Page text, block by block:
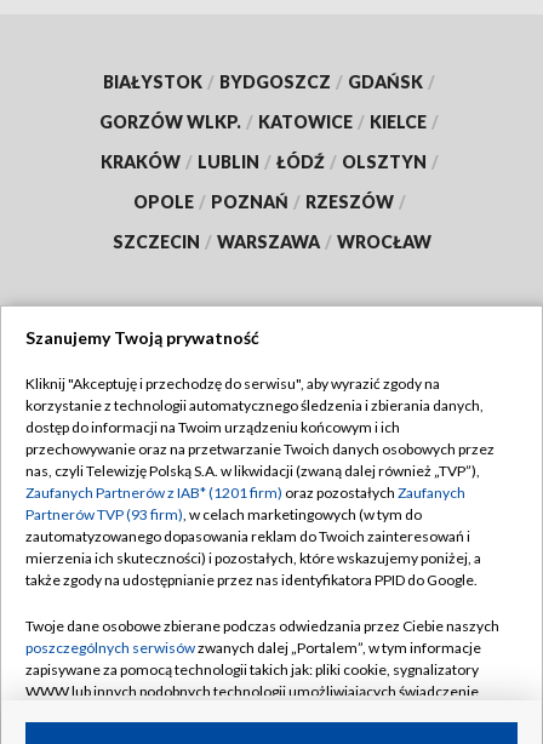
BIAŁYSTOK / BYDGOSZCZ / GDAŃSK /
GORZÓW WLKP. / KATOWICE / KIELCE /
KRAKÓW / LUBLIN / ŁÓDŹ / OLSZTYN /
OPOLE / POZNAŃ / RZESZÓW /
SZCZECIN / WARSZAWA / WROCŁAW
TVP
Abonament TVP
Emisja w TVP
Centrum informacji TVP
Naziemna Telewizja Cyfrowa
Rada Programowa
System NOS
Informacje o nadawcy
Regulamin TVP
Polityka prywatności
Moje zgody
Pomoc
Kontakt
Kanały
Szanujemy Twoją prywatność
Kliknij "Akceptuję i przechodzę do serwisu", aby wyrazić zgody na
korzystanie z technologii automatycznego śledzenia i zbierania danych,
dostęp do informacji na Twoim urządzeniu końcowym i ich
przechowywanie oraz na przetwarzanie Twoich danych osobowych przez
nas, czyli Telewizję Polską S.A. w likwidacji (zwaną dalej również „TVP”),
Zaufanych Partnerów z IAB* (1201 firm) oraz pozostałych Zaufanych
Partnerów TVP (93 firm), w celach marketingowych (w tym do
zautomatyzowanego dopasowania reklam do Twoich zainteresowań i
mierzenia ich skuteczności) i pozostałych, które wskazujemy poniżej, a
także zgody na udostępnianie przez nas identyfikatora PPID do Google.
Twoje dane osobowe zbierane podczas odwiedzania przez Ciebie naszych
poszczególnych serwisówzwanych dalej „Portalem”, w tym informacje
zapisywane za pomocą technologii takich jak: pliki cookie, sygnalizatory
WWW lub innych podobnych technologii umożliwiających świadczenie